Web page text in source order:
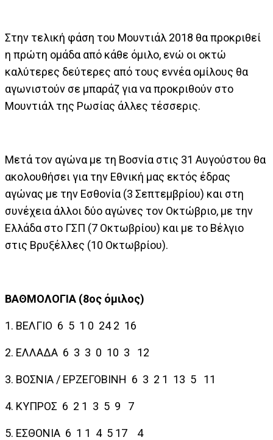
Στην τελική φάση του Μουντιάλ 2018 θα προκριθεί
η πρώτη ομάδα από κάθε όμιλο, ενώ οι οκτώ
καλύτερες δεύτερες από τους εννέα ομίλους θα
αγωνιστούν σε μπαράζ για να προκριθούν στο
Μουντιάλ της Ρωσίας άλλες τέσσερις.
Μετά τον αγώνα με τη Βοσνία στις 31 Αυγούστου θα
ακολουθήσει για την Εθνική μας εκτός έδρας
αγώνας με την Εσθονία (3 Σεπτεμβρίου) και στη
συνέχεια άλλοι δύο αγώνες τον Οκτώβριο, με την
Ελλάδα στο ΓΣΠ (7 Οκτωβρίου) και με το Βέλγιο
στις Βρυξέλλες (10 Οκτωβρίου).
ΒΑΘΜΟΛΟΓΙΑ (8ος όμιλος)
1. ΒΕΛΓΙΟ 6 5 1 0 24 2 16
2. ΕΛΛΑΔΑ 6 3 3 0 10 3 12
3. ΒΟΣΝΙΑ / ΕΡΖΕΓΟΒΙΝΗ 6 3 2 1 13 5 11
4. ΚΥΠΡΟΣ 6 2 1 3 5 9 7
5. ΕΣΘΟΝΙΑ 6 1 1 4 5 17 4